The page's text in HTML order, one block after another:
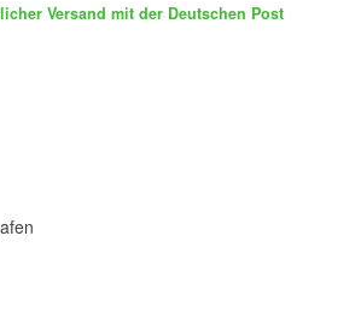
Versand mit der Deutschen Post